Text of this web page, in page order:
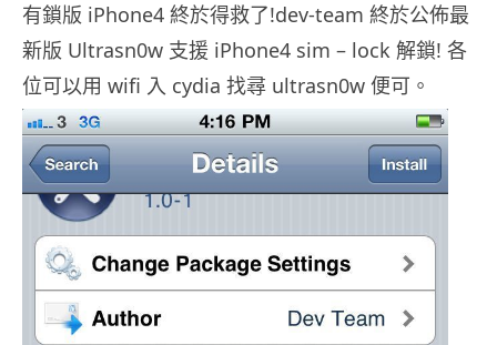
有鎖版 iPhone4 終於得救了!dev-team 終於公佈最
新版 Ultrasn0w 支援 iPhone4 sim – lock 解鎖! 各
位可以用 wifi 入 cydia 找尋 ultrasn0w 便可。